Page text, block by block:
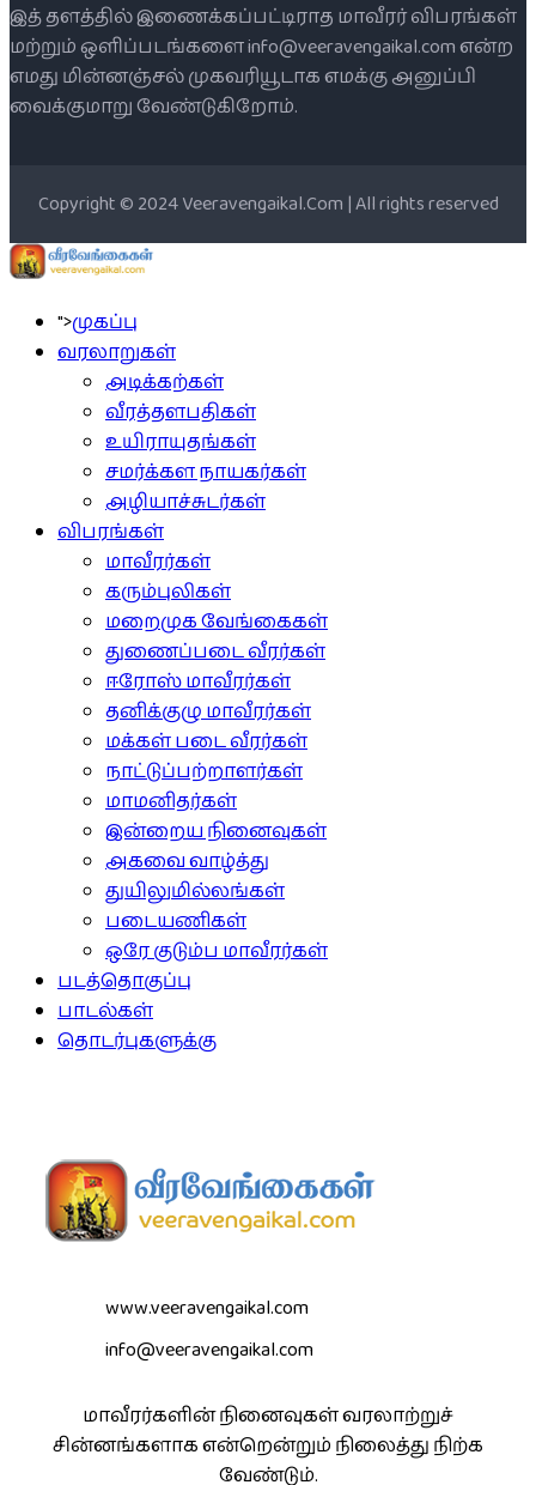
இத் தளத்தில் இணைக்கப்பட்டிராத மாவீரர் விபரங்கள்
மற்றும் ஒளிப்படங்களை info@veeravengaikal.com என்ற
எமது மின்னஞ்சல் முகவரியூடாக எமக்கு அனுப்பி
வைக்குமாறு வேண்டுகிறோம்.
Copyright © 2024 Veeravengaikal.Com | All rights reserved
">முகப்பு
வரலாறுகள்
அடிக்கற்கள்
வீரத்தளபதிகள்
உயிராயுதங்கள்
சமர்க்கள நாயகர்கள்
அழியாச்சுடர்கள்
விபரங்கள்
மாவீரர்கள்
கரும்புலிகள்
மறைமுக வேங்கைகள்
துணைப்படை வீரர்கள்
ஈரோஸ் மாவீரர்கள்
தனிக்குழு மாவீரர்கள்
மக்கள் படை வீரர்கள்
நாட்டுப்பற்றாளர்கள்
மாமனிதர்கள்
இன்றைய நினைவுகள்
அகவை வாழ்த்து
துயிலுமில்லங்கள்
படையணிகள்
ஒரே குடும்ப மாவீரர்கள்
படத்தொகுப்பு
பாடல்கள்
தொடர்புகளுக்கு
www.veeravengaikal.com
info@veeravengaikal.com
மாவீரர்களின் நினைவுகள் வரலாற்றுச்
சின்னங்களாக என்றென்றும் நிலைத்து நிற்க
வேண்டும்.